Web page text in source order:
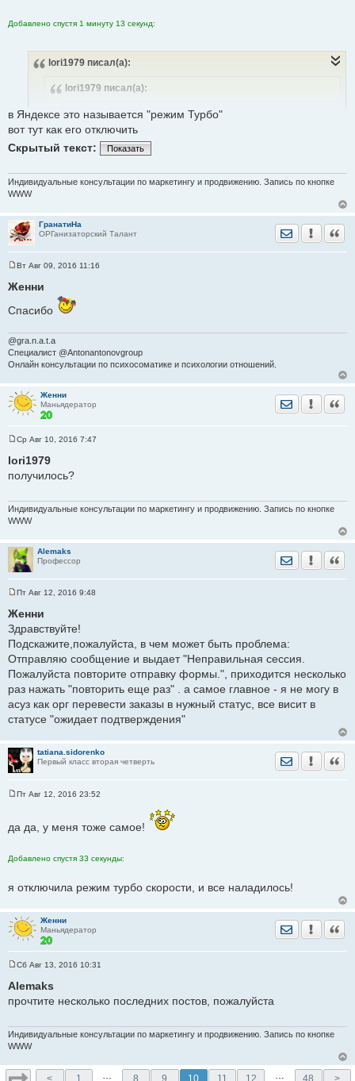
это новая реклама, глюк или пора на вирусы проверять? гугл
хром
Добавлено спустя 1 минуту 13 секунд:
lori1979 писал(а):
lori1979 писал(а):
Riшаписал(а):
Здравствуйте.
Помогите плиз, прям беда в браузере гугл хром не
могу отвечать в теме с тел, в асуз - выдаёт во что
темах вообще никак...
Скачивала др. Браузеры нормально отправляют, но
Думала проблема в тел, пробовала на другом тоже
самое в храме именно, с айфона нормально все.
Добавлено спустя 2 минуты 43 секунды:
Такая же проблема, с телефона нормально, с компьютера
Тему прочитала, зашла в настройки, дополнение, у меня нет
нечего про трафик
в Яндексе это называется "режим Турбо"
вот тут как его отключить
Скрытый текст:
Показать
Индивидуальные консультации по маркетингу и продвижению. Запись по кнопке
WWW
ГранатиНа
ОРГанизаторский Талант
Отправить
о
о
щ
и
Вт Авг 09, 2016 11:16
Женни
Спасибо
@gra.n.a.t.a
Специалист @Antonantonovgroup
Онлайн консультации по психосоматике и психологии отношений.
Женни
Маньядератор
Отправить
о
б
н
и
е
Ср Авг 10, 2016 7:47
lori1979
получилось?
Индивидуальные консультации по маркетингу и продвижению. Запись по кнопке
WWW
Alemaks
Профессор
Отправить
о
о
б
е
н
е
Пт Авг 12, 2016 9:48
Женни
Здравствуйте!
Подскажите,пожалуйста, в чем может быть проблема:
Отправляю сообщение и выдает "Неправильная сессия.
Пожалуйста повторите отправку формы.", приходится несколько
раз нажать "повторить еще раз" . а самое главное - я не могу в
асуз как орг перевести заказы в нужный статус, все висит в
статусе "ожидает подтверждения"
tatiana.sidorenko
Первый класс вторая четверть
Отправить
б
н
Пт Авг 12, 2016 23:52
да да, у меня тоже самое!
Добавлено спустя 33 секунды:
я отключила режим турбо скорости, и все наладилось!
Женни
Маньядератор
Отправить
о
о
б
н
и
е
Сб Авг 13, 2016 10:31
Alemaks
прочтите несколько последних постов, пожалуйста
Индивидуальные консультации по маркетингу и продвижению. Запись по кнопке
WWW
< 1 … 8 9 10 11 12 … 48 >